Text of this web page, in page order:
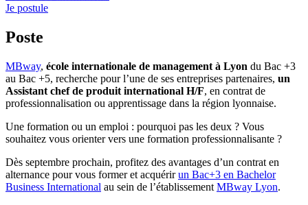
Je postule
Poste
MBway, école internationale de management à Lyon du Bac +3
au Bac +5, recherche pour l’une de ses entreprises partenaires, un
Assistant chef de produit international H/F, en contrat de
professionnalisation ou apprentissage dans la région lyonnaise.
Une formation ou un emploi : pourquoi pas les deux ? Vous
souhaitez vous orienter vers une formation professionnalisante ?
Dès septembre prochain, profitez des avantages d’un contrat en
alternance pour vous former et acquérirun Bac+3 en Bachelor
Business International au sein de l’établissement MBway Lyon.